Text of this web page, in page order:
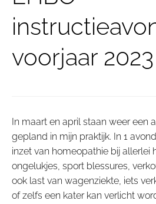
voorjaar 2023
In maart en april staan weer een
gepland in mijn praktijk. In 1
inzet van homeopathie bij allerlei
ongelukjes, sport blessures,
ook last van wagenziekte, iets
of zelfs een kater kan verlicht